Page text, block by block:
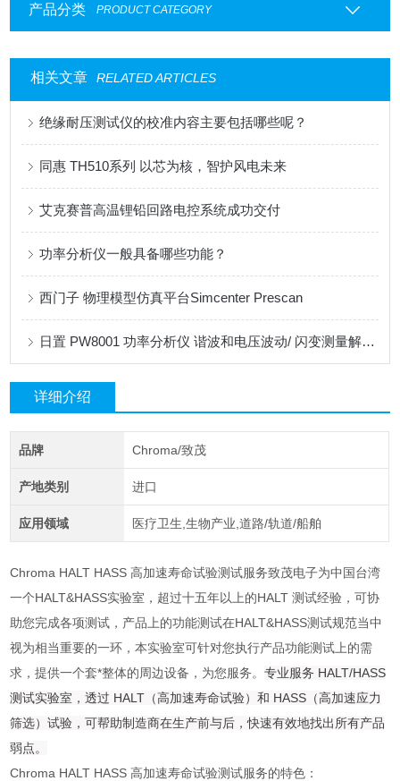
产品分类 PRODUCT CATEGORY
相关文章 RELATED ARTICLES
绝缘耐压测试仪的校准内容主要包括哪些呢？
同惠 TH510系列 以芯为核，智护风电未来
艾克赛普高温锂铅回路电控系统成功交付
功率分析仪一般具备哪些功能？
西门子 物理模型仿真平台Simcenter Prescan
日置 PW8001 功率分析仪 谐波和电压波动/ 闪变测量解决方案
详细介绍
品牌 Chroma/致茂
产地类别 进口
应用领域 医疗卫生,生物产业,道路/轨道/船舶
Chroma HALT HASS 高加速寿命试验测试服务致茂电子为中国台湾
一个HALT&HASS实验室，超过十五年以上的HALT 测试经验，可协
助您完成各项测试，产品上的功能测试在HALT&HASS测试规范当中
视为相当重要的一环，本实验室可针对您执行产品功能测试上的需
求，提供一个套*整体的周边设备，为您服务。专业服务 HALT/HASS
测试实验室，透过 HALT（高加速寿命试验）和 HASS（高加速应力
筛选）试验，可帮助制造商在生产前与后，快速有效地找出所有产品
弱点。
Chroma HALT HASS 高加速寿命试验测试服务的特色：